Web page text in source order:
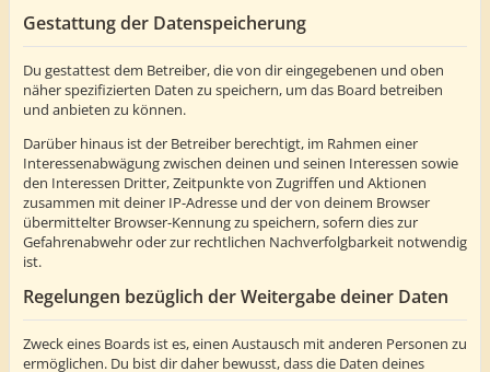
Gestattung der Datenspeicherung
Du gestattest dem Betreiber, die von dir eingegebenen und oben
näher spezifizierten Daten zu speichern, um das Board betreiben
und anbieten zu können.
Darüber hinaus ist der Betreiber berechtigt, im Rahmen einer
Interessenabwägung zwischen deinen und seinen Interessen sowie
den Interessen Dritter, Zeitpunkte von Zugriffen und Aktionen
zusammen mit deiner IP-Adresse und der von deinem Browser
übermittelter Browser-Kennung zu speichern, sofern dies zur
Gefahrenabwehr oder zur rechtlichen Nachverfolgbarkeit notwendig
ist.
Regelungen bezüglich der Weitergabe deiner Daten
Zweck eines Boards ist es, einen Austausch mit anderen Personen zu
ermöglichen. Du bist dir daher bewusst, dass die Daten deines